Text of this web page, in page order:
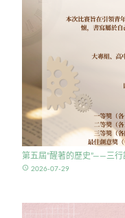
第五屆”醒著的歷史”——三行
access_time 2026-07-29